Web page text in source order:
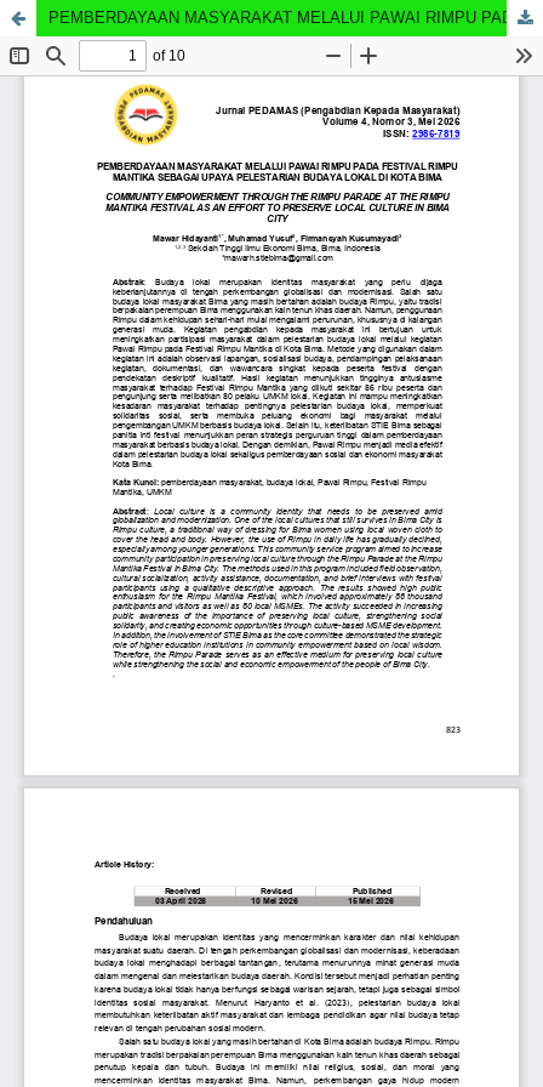
PEMBERDAYAAN MASYARAKAT MELALUI PAWAI RIMPU PADA FESTIVAL RIMPU MANTIKA SEBAGAI UPAYA PELESTARIAN BUDAYA LOKAL DI KOTA BIMA